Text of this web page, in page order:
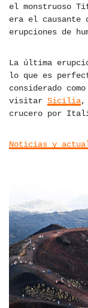
el monstruoso
era el causante
erupciones de
La última
lo que es
considerado
visitar Sicilia,
crucero por
Noticias y